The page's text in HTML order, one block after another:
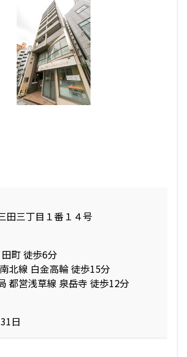
田三丁目１番１４号
町 徒歩6分
北線 白金高輪 徒歩15分
都営浅草線 泉岳寺 徒歩12分
日